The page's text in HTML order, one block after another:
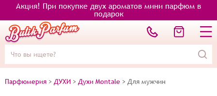
Акция! При покупке двух ароматов мини парфюм в
подарок
Парфюмерия > ДУХИ > Духи Montale > Для мужчин